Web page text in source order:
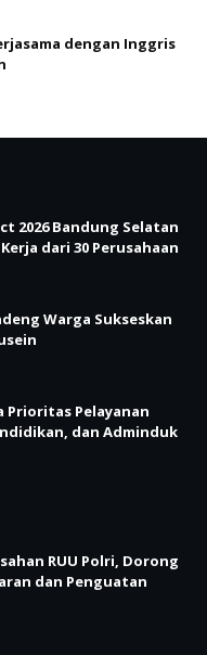
dengan Inggris
2026 Bandung Selatan
dari 30 Perusahaan
Warga Sukseskan
Prioritas Pelayanan
dan Adminduk
RUU Polri, Dorong
dan Penguatan